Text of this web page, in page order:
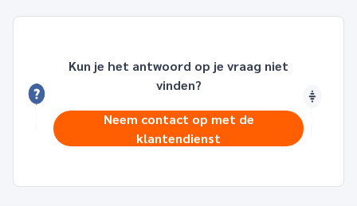
Kun je het antwoord op je vraag niet
vinden?
Neem contact op met de
klantendienst